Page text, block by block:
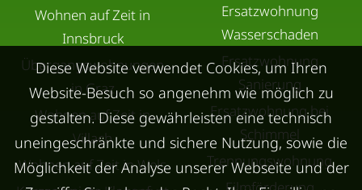
Wohnen auf Zeit in
Innsbruck
Übergangswohnungen
in Graz
Wohnen auf Zeit in
Villach
Wohnen auf Zeit in Wels
Ersatzwohnung
Wasserschaden
Ersatzwohnung
Sanierung
Ersatzwohnung bei
Schimmel
Trennungswohnung
Diese Website verwendet Cookies, um Ihren
Website-Besuch so angenehm wie möglich zu
gestalten. Diese gewährleisten eine technisch
uneingeschränkte und sichere Nutzung, sowie die
Möglichkeit der Analyse unserer Webseite und der